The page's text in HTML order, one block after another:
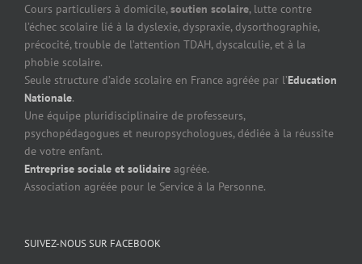
Cours particuliers à domicile,soutien scolaire, lutte contre
l’échec scolaire lié à la dyslexie, dyspraxie, dysorthographie,
précocité, trouble de l’attention TDAH, dyscalculie, et à la
phobie scolaire.
Seule structure d’aide scolaire en France agréée par l’Education
Nationale.
Une équipe pluridisciplinaire de professeurs,
psychopédagogues et neuropsychologues, dédiée à la réussite
de votre enfant.
Entreprise sociale et solidaire agréée.
Association agréée pour le Service à la Personne.
SUIVEZ-NOUS SUR FACEBOOK